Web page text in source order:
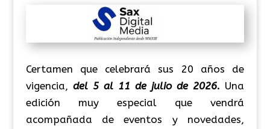
Certamen que celebrará sus 20 años de
vigencia, del 5 al 11 de julio de 2026. Una
edición muy especial que vendrá
acompañada de eventos y novedades,